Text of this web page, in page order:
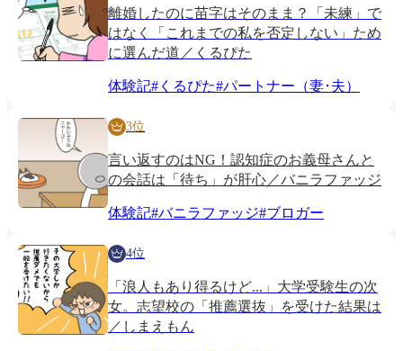
離婚したのに苗字はそのまま？「未練」で
はなく「これまでの私を否定しない」ため
に選んだ道／くるぴた
体験記# くるぴた#パートナー（妻･夫）
3位
言い返すのはNG！認知症のお義母さんと
の会話は「待ち」が肝心／バニラファッジ
体験記#バニラファッジ#ブロガー
4位
「浪人もあり得るけど...」大学受験生の次
女。志望校の「推薦選抜」を受けた結果は
／しまえもん